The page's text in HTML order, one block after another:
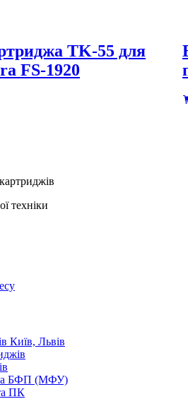
TK-55 для
FS-1920
техніки
Київ, Львів
та БФП (МФУ)
ПК